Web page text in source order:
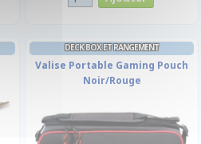
DECK BOX ET RANGEMENT
Valise Portable Gaming Pouch
Noir/Rouge